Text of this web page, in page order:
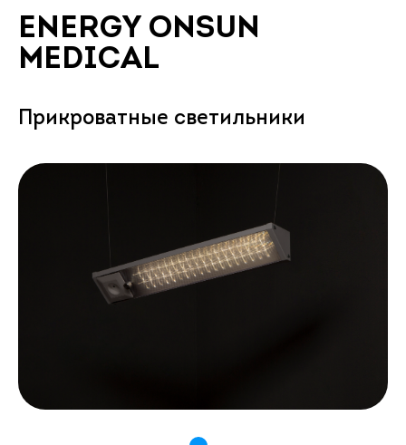
ENERGY ONSUN
MEDICAL
Прикроватные светильники